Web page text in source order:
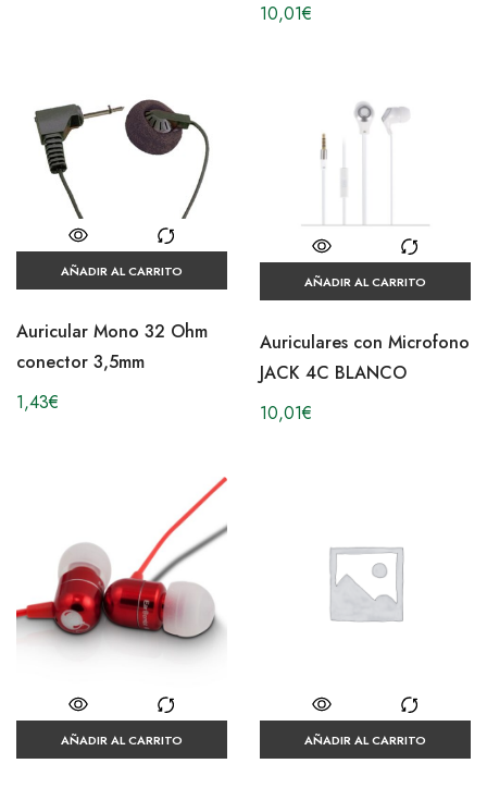
10,01€
AÑADIR AL CARRITO
Auricular Mono 32 Ohm
conector 3,5mm
1,43€
AÑADIR AL CARRITO
Auriculares con Microfono
JACK 4C BLANCO
10,01€
AÑADIR AL CARRITO AÑADIR AL CARRITO